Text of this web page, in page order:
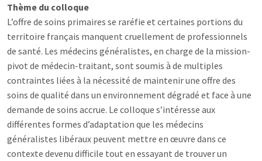
Thème du colloque
L’offre de soins primaires se raréfie et certaines portions du
territoire français manquent cruellement de professionnels
de santé. Les médecins généralistes, en charge de la mission-
pivot de médecin-traitant, sont soumis à de multiples
contraintes liées à la nécessité de maintenir une offre des
soins de qualité dans un environnement dégradé et face à une
demande de soins accrue. Le colloque s’intéresse aux
différentes formes d’adaptation que les médecins
généralistes libéraux peuvent mettre en œuvre dans ce
contexte devenu difficile tout en essayant de trouver un